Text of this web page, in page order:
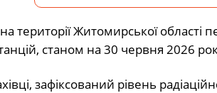
території Житомирської
станом на 30 червня 2026
зафіксований рівень